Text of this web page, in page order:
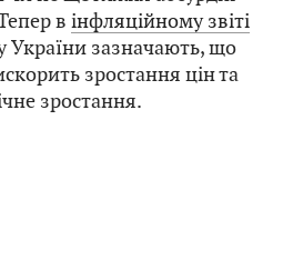
в інфляційному звіті
України зазначають, що
зростання цін та
зростання.